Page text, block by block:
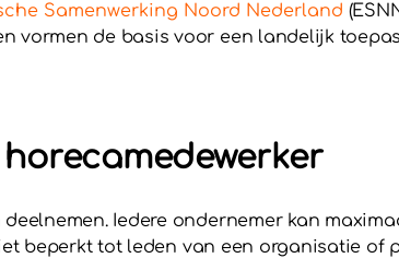
Samenwerking Noord Nederland
vormen de basis voor een landelijk
Iedere ondernemer kan
beperkt tot leden van een organisatie of